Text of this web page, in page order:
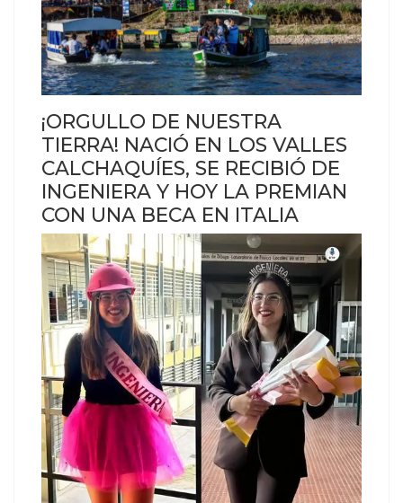
¡ORGULLO DE NUESTRA
TIERRA! NACIÓ EN LOS VALLES
CALCHAQUÍES, SE RECIBIÓ DE
INGENIERA Y HOY LA PREMIAN
CON UNA BECA EN ITALIA